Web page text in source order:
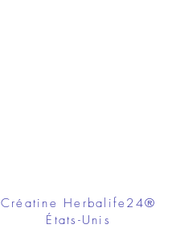
Créatine Herbalife24®
États-Unis